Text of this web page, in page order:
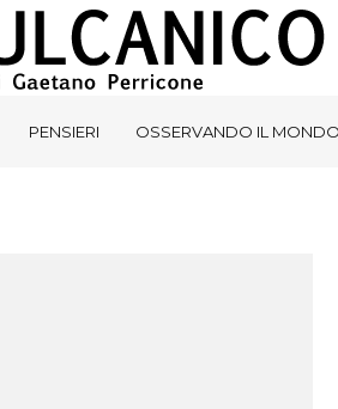
PENSIERI OSSERVANDO IL MONDO